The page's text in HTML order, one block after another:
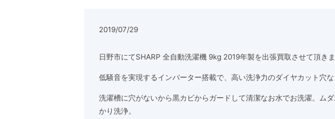
2019/07/29
日野市にてSHARP 全自動洗濯機 9kg 2019年製を出張買取させて頂きま
低騒音を実現するインバーター搭載で、高い洗浄力のダイヤカット穴な
洗濯槽に穴がないから黒カビからガードして清潔なお水でお洗濯。ム
かり洗浄。